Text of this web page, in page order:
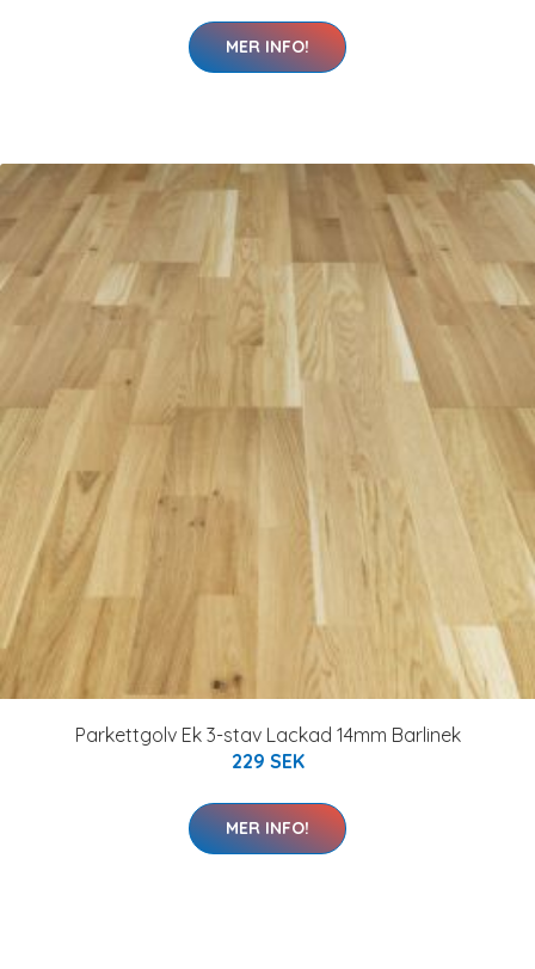
MER INFO!
Parkettgolv Ek 3-stav Lackad 14mm Barlinek
229 SEK
MER INFO!